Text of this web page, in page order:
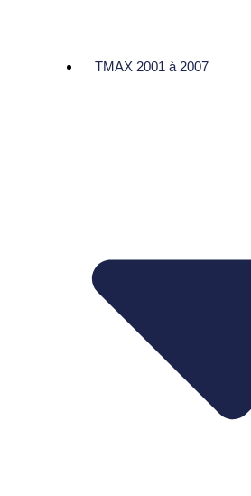
TMAX 2001 à 2007